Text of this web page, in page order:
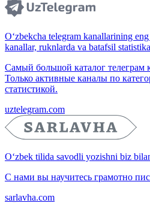
O‘zbekcha telegram kanallarining
kanallar, ruknlarda va batafsil
Самый большой каталог телеграм
Только активные каналы по
статистикой.
uztelegram.com
O‘zbek tilida savodli yozishni biz
С нами вы научитесь грамотно
sarlavha.com